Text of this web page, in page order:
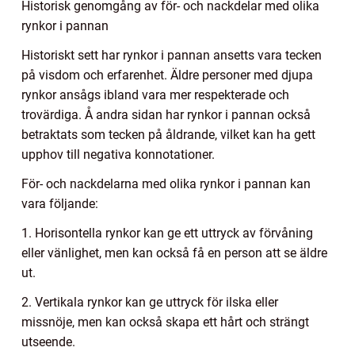
Historisk genomgång av för- och nackdelar med olika
rynkor i pannan
Historiskt sett har rynkor i pannan ansetts vara tecken
på visdom och erfarenhet. Äldre personer med djupa
rynkor ansågs ibland vara mer respekterade och
trovärdiga. Å andra sidan har rynkor i pannan också
betraktats som tecken på åldrande, vilket kan ha gett
upphov till negativa konnotationer.
För- och nackdelarna med olika rynkor i pannan kan
vara följande:
1. Horisontella rynkor kan ge ett uttryck av förvåning
eller vänlighet, men kan också få en person att se äldre
ut.
2. Vertikala rynkor kan ge uttryck för ilska eller
missnöje, men kan också skapa ett hårt och strängt
utseende.